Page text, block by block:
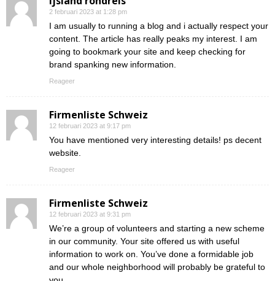
2 februari 2023 at 1:28 pm
I am usually to running a blog and i actually respect your
content. The article has really peaks my interest. I am
going to bookmark your site and keep checking for
brand spanking new information.
Reageer
Firmenliste Schweiz
12 februari 2023 at 9:17 pm
You have mentioned very interesting details! ps decent
website.
Reageer
Firmenliste Schweiz
12 februari 2023 at 9:31 pm
We’re a group of volunteers and starting a new scheme
in our community. Your site offered us with useful
information to work on. You’ve done a formidable job
and our whole neighborhood will probably be grateful to